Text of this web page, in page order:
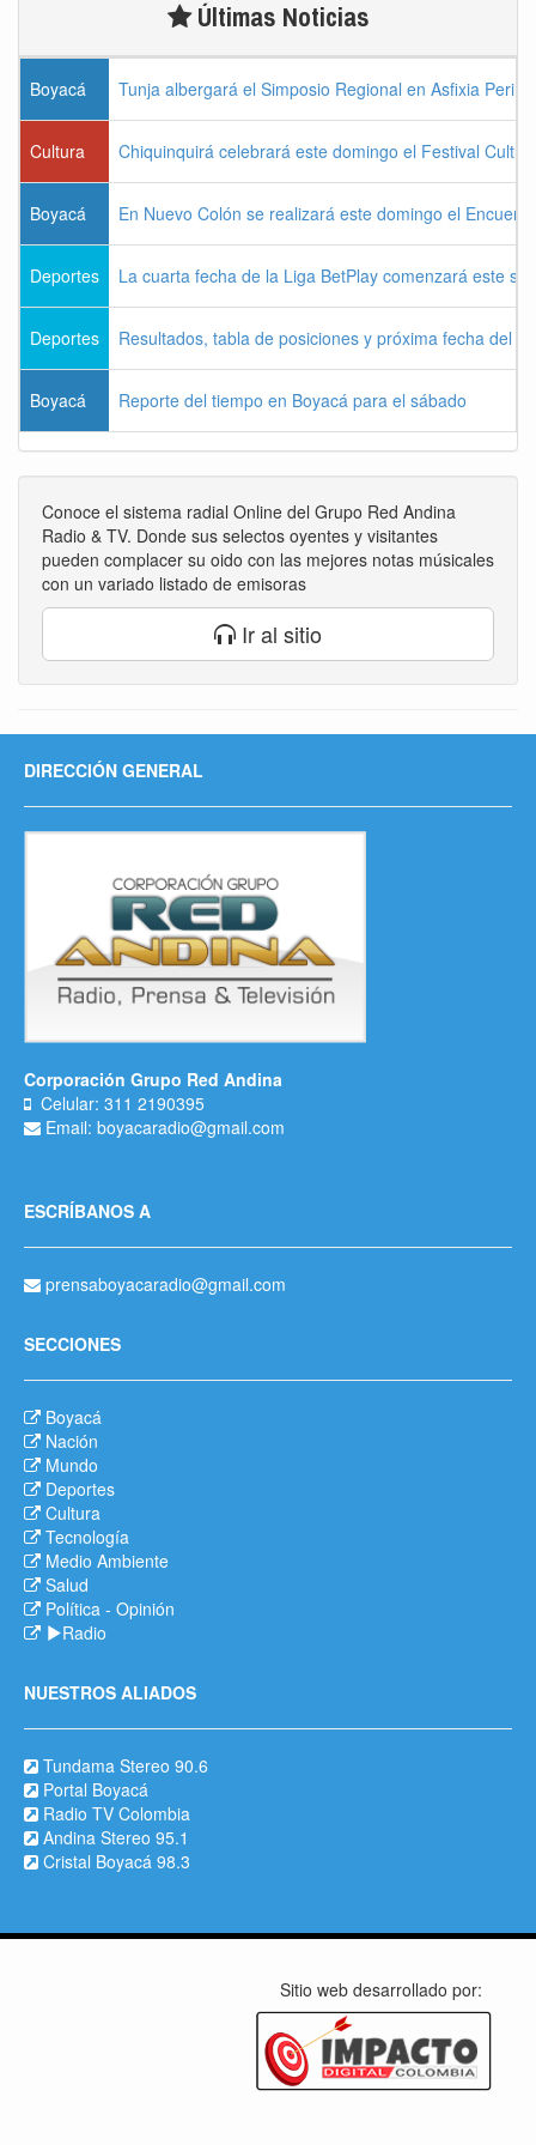
Últimas Noticias
Boyacá Tunja albergará el Simposio Regional en Asfixia
Cultura Chiquinquirá celebrará este domingo el Festival
Boyacá En Nuevo Colón se realizará este domingo el
Deportes La cuarta fecha de la Liga BetPlay comenzará este
Deportes Resultados, tabla de posiciones y próxima fecha del
Boyacá Reporte del tiempo en Boyacá para el sábado
Conoce el sistema radial Online del Grupo Red Andina
Radio & TV. Donde sus selectos oyentes y visitantes
pueden complacer su oido con las mejores notas músicales
con un variado listado de emisoras
Ir al sitio
DIRECCIÓN GENERAL
Corporación Grupo Red Andina
Celular: 311 2190395
Email: boyacaradio@gmail.com
ESCRÍBANOS A
prensaboyacaradio@gmail.com
SECCIONES
Boyacá
Nación
Mundo
Deportes
Cultura
Tecnología
Medio Ambiente
Salud
Política - Opinión
Radio
NUESTROS ALIADOS
Tundama Stereo 90.6
Portal Boyacá
Radio TV Colombia
Andina Stereo 95.1
Cristal Boyacá 98.3
Sitio web desarrollado por: